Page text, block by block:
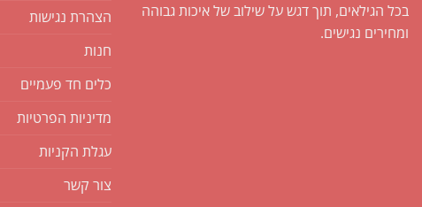
בכל הגילאים, תוך דגש על שילוב של איכות גבוהה
ומחירים נגישים.
הצהרת נגישות
חנות
כלים חד פעמיים
מדיניות הפרטיות
עגלת הקניות
צור קשר